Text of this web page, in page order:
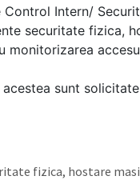
Intern/
securitate fizica,
sunt
fizica, hostare